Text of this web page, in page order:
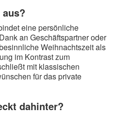
eine persönliche
an Geschäftspartner oder
Weihnachtszeit als
im Kontrast zum
mit klassischen
für das private
dahinter?